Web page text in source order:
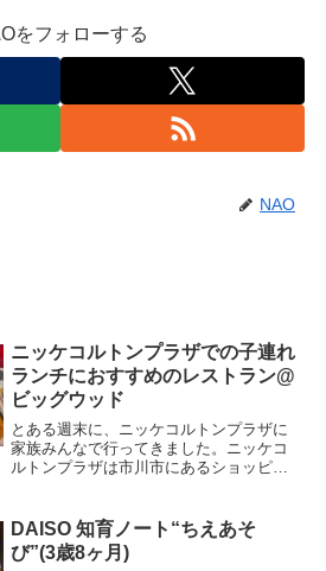
をフォローする
NAO
ニッケコルトンプラザでの子連れ
ランチにおすすめのレストラン@
ビッグウッド
とある週末に、ニッケコルトンプラザに
家族みんなで行ってきました。ニッケコ
ルトンプラザは市川市にあるショッピン
と、何度か利用しているモールです。シ
ョッピングモールって週末...
DAISO 知育ノート“ちえあそ
び”(3歳8ヶ月)